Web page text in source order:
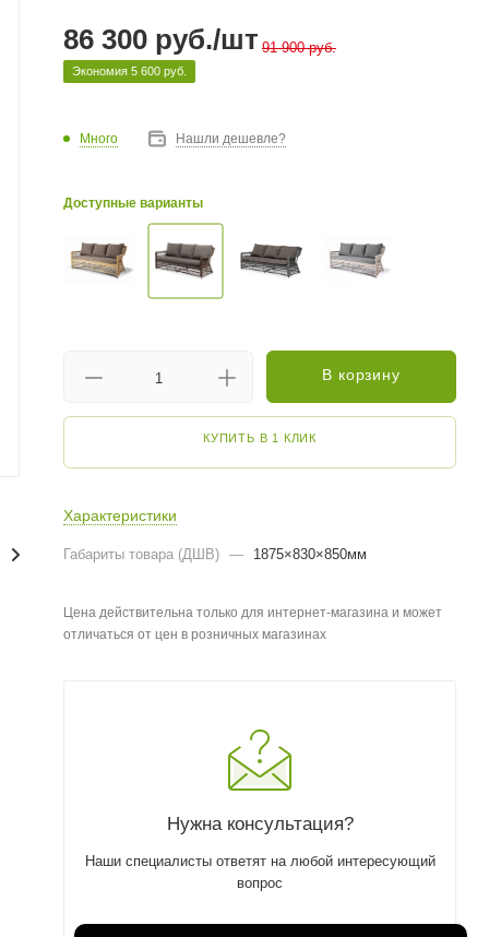
86 300 руб./шт 91 900руб.
Экономия 5 600 руб.
Много Нашли дешевле?
Доступные варианты
В корзину
КУПИТЬ В 1 КЛИК
Характеристики
Габариты товара (ДШВ) — 1875×830×850мм
Цена действительна только для интернет-магазина и может
отличаться от цен в розничных магазинах
Нужна консультация?
Наши специалисты ответят на любой интересующий
вопрос